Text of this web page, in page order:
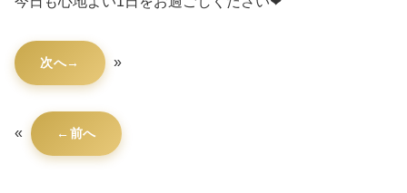
次へ »
« 前へ